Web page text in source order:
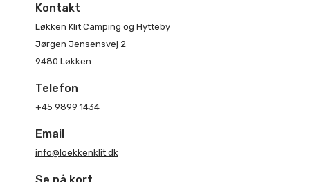
Kontakt
Løkken Klit Camping og Hytteby
Jørgen Jensensvej 2
9480 Løkken
Telefon
+45 9899 1434
Email
info@loekkenklit.dk